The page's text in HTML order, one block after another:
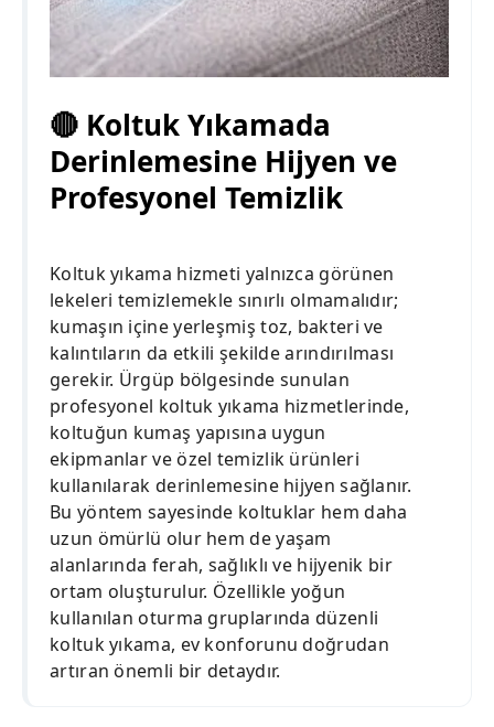
🔴 Koltuk Yıkamada
Derinlemesine Hijyen ve
Profesyonel Temizlik
Koltuk yıkama hizmeti yalnızca görünen
lekeleri temizlemekle sınırlı olmamalıdır;
kumaşın içine yerleşmiş toz, bakteri ve
kalıntıların da etkili şekilde arındırılması
gerekir. Ürgüp bölgesinde sunulan
profesyonel koltuk yıkama hizmetlerinde,
koltuğun kumaş yapısına uygun
ekipmanlar ve özel temizlik ürünleri
kullanılarak derinlemesine hijyen sağlanır.
Bu yöntem sayesinde koltuklar hem daha
uzun ömürlü olur hem de yaşam
alanlarında ferah, sağlıklı ve hijyenik bir
ortam oluşturulur. Özellikle yoğun
kullanılan oturma gruplarında düzenli
koltuk yıkama, ev konforunu doğrudan
artıran önemli bir detaydır.